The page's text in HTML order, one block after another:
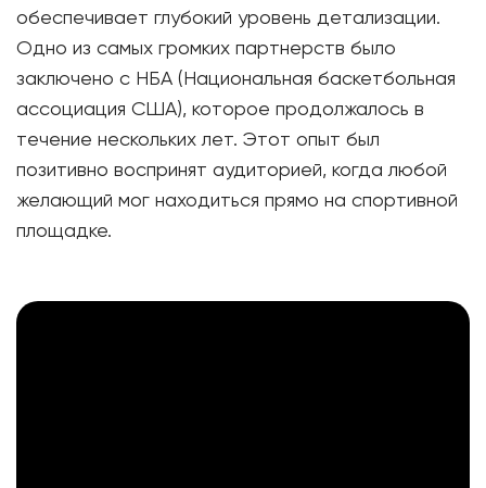
обеспечивает глубокий уровень детализации.
Одно из самых громких партнерств было
заключено с НБА (Национальная баскетбольная
ассоциация США), которое продолжалось в
течение нескольких лет. Этот опыт был
позитивно воспринят аудиторией, когда любой
желающий мог находиться прямо на спортивной
площадке.